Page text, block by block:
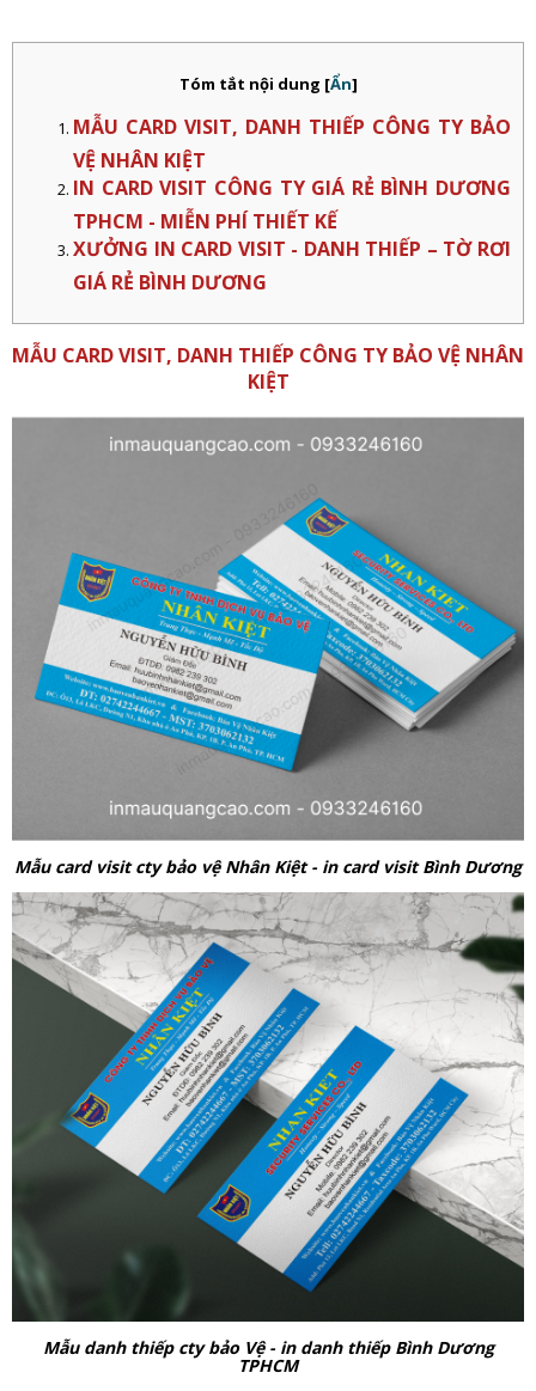
Tóm tắt nội dung [Ẩn]
MẪU CARD VISIT, DANH THIẾP CÔNG TY BẢO
VỆ NHÂN KIỆT
IN CARD VISIT CÔNG TY GIÁ RẺ BÌNH DƯƠNG
TPHCM - MIỄN PHÍ THIẾT KẾ
XƯỞNG IN CARD VISIT - DANH THIẾP – TỜ RƠI
GIÁ RẺ BÌNH DƯƠNG
MẪU CARD VISIT, DANH THIẾP CÔNG TY BẢO VỆ NHÂN
KIỆT
Mẫu card visit cty bảo vệ Nhân Kiệt - in card visit Bình Dương
Mẫu danh thiếp cty bảo Vệ - in danh thiếp Bình Dương
TPHCM